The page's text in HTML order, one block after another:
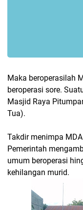
Maka beroperasilah
beroperasi sore.
Masjid Raya
Tua).
Takdir menimpa
Pemerintah
umum beroperasi
kehilangan murid.